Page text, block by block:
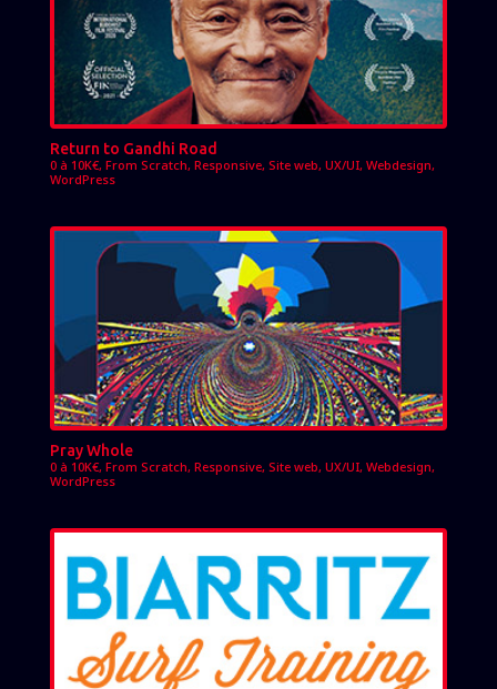
Return to Gandhi Road
0 à 10K€, From Scratch, Responsive, Site web, UX/UI, Webdesign,
WordPress
Pray Whole
0 à 10K€, From Scratch, Responsive, Site web, UX/UI, Webdesign,
WordPress